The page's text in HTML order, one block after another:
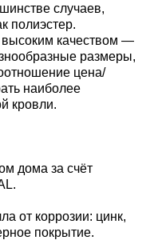
случаев,
полиэстер.
высоким качеством —
размеры,
цена/
наиболее
кровли.
дома за счёт
от коррозии: цинк,
покрытие.